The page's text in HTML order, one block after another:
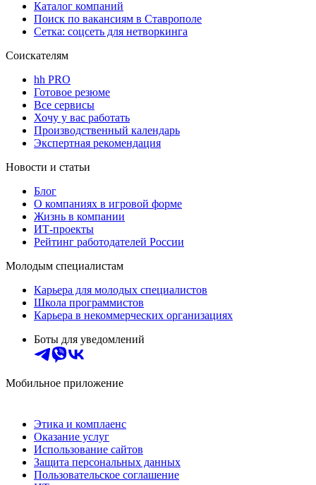
Каталог компаний
Поиск по вакансиям в Ставрополе
Сетка: соцсеть для нетворкинга
Соискателям
hh PRO
Готовое резюме
Все сервисы
Хочу у вас работать
Производственный календарь
Экспертная рекомендация
Новости и статьи
Блог
О компаниях в игровой форме
Жизнь в компании
ИТ-проекты
Рейтинг работодателей России
Молодым специалистам
Карьера для молодых специалистов
Школа программистов
Карьера в некоммерческих организациях
Боты для уведомлений
Мобильное приложение
Этика и комплаенс
Оказание услуг
Использование сайтов
Защита персональных данных
Пользовательское соглашение